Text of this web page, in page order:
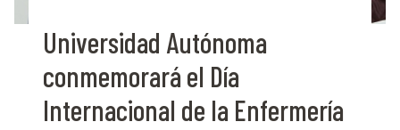
Universidad Autónoma
conmemorará el Día
Internacional de la Enfermería